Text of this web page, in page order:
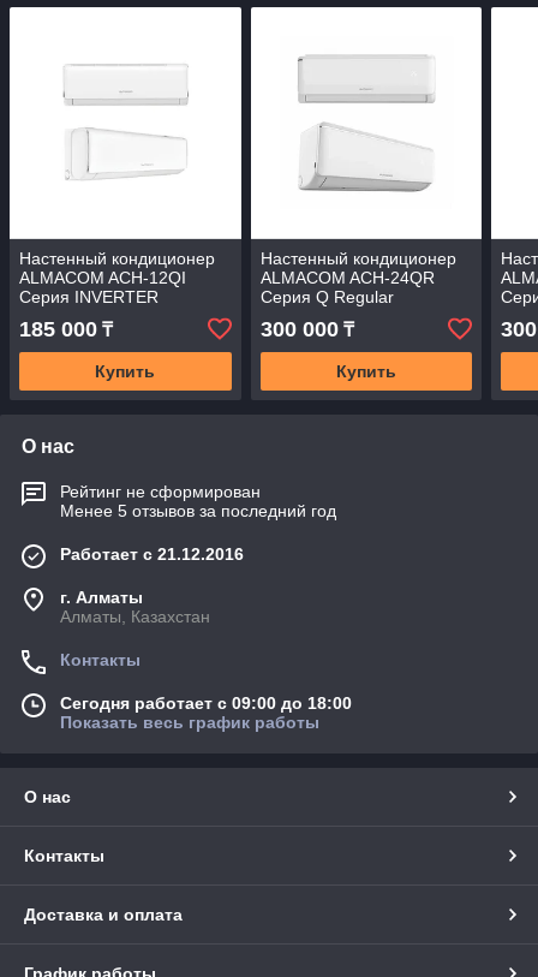
Настенный кондиционер
ALMACOM ACH-12QI
Серия INVERTER
185 000 ₸
Купить
Настенный кондиционер
ALMACOM ACH-24QR
Серия Q Regular
300 000₸
Купить
О нас
Рейтинг не сформирован
Менее 5 отзывов за последний год
Работает с 21.12.2016
г. Алматы
Алматы, Казахстан
Контакты
Сегодня работает с 09:00 до 18:00
Показать весь график работы
О нас
Контакты
Доставка и оплата